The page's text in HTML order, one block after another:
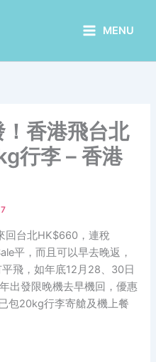
MENU
香港飛台北
行李 – 香港
回台北HK$660，連稅
平，而且可以早去晚返，
飛，如年底12月28、30日
出發限晚機去早機回，優惠
包20kg行李寄艙及機上餐